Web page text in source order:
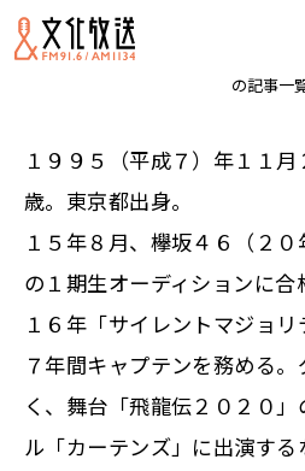
の記事一
１９９５（平成７）年１１
歳。東京都出身。
１５年８月、欅坂４６（２０
の１期生オーディションに合
１６年「サイレントマジョリ
７年間キャプテンを務める
く、舞台「飛龍伝２０２０
ル「カーテンズ」に出演する